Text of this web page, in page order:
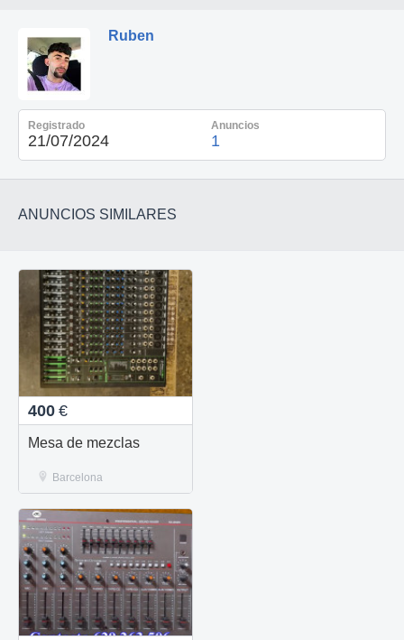
Ruben
Registrado
21/07/2024
Anuncios
1
ANUNCIOS SIMILARES
400 €
Mesa de mezclas
Barcelona